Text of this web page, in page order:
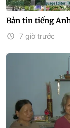
Bản tin tiếng
7 giờ trước